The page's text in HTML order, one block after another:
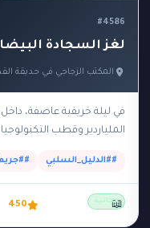
#4586
لغز السجادة
المكتب الزجاجي في حديقة
في ليلة خريفية عاصفة،
الملياردير وقطب
##الدليل_السلبي
مجانية 450 📖